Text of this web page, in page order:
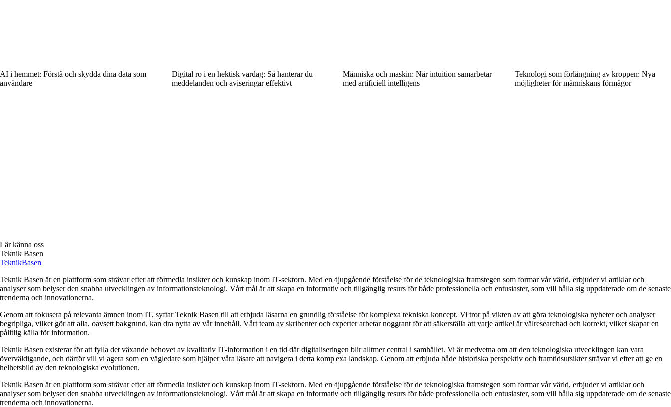
AI i hemmet: Förstå och skydda dina data som
användare
Digital ro i en hektisk vardag: Så hanterar du
meddelanden och aviseringar effektivt
Människa och maskin: När intuition samarbetar
med artificiell intelligens
Teknologi som förlängning av kroppen: Nya
möjligheter för människans förmågor
Lär känna oss
Teknik Basen
TeknikBasen
Teknik Basen är en plattform som strävar efter att förmedla insikter och kunskap inom IT-sektorn. Med en djupgående förståelse för de teknologiska framstegen som formar vår värld, erbjuder vi artiklar och
analyser som belyser den snabba utvecklingen av informationsteknologi. Vårt mål är att skapa en informativ och tillgänglig resurs för både professionella och entusiaster, som vill hålla sig uppdaterade om de senaste
trenderna och innovationerna.
Genom att fokusera på relevanta ämnen inom IT, syftar Teknik Basen till att erbjuda läsarna en grundlig förståelse för komplexa tekniska koncept. Vi tror på vikten av att göra teknologiska nyheter och analyser
begripliga, vilket gör att alla, oavsett bakgrund, kan dra nytta av vår innehåll. Vårt team av skribenter och experter arbetar noggrant för att säkerställa att varje artikel är välresearchad och korrekt, vilket skapar en
pålitlig källa för information.
Teknik Basen existerar för att fylla det växande behovet av kvalitativ IT-information i en tid där digitaliseringen blir alltmer central i samhället. Vi är medvetna om att den teknologiska utvecklingen kan vara
överväldigande, och därför vill vi agera som en vägledare som hjälper våra läsare att navigera i detta komplexa landskap. Genom att erbjuda både historiska perspektiv och framtidsutsikter strävar vi efter att ge en
helhetsbild av den teknologiska evolutionen.
Teknik Basen är en plattform som strävar efter att förmedla insikter och kunskap inom IT-sektorn. Med en djupgående förståelse för de teknologiska framstegen som formar vår värld, erbjuder vi artiklar och
analyser som belyser den snabba utvecklingen av informationsteknologi. Vårt mål är att skapa en informativ och tillgänglig resurs för både professionella och entusiaster, som vill hålla sig uppdaterade om de senaste
trenderna och innovationerna.